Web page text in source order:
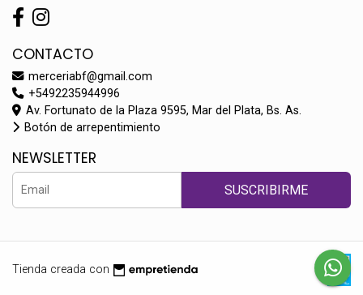
CONTACTO
merceriabf@gmail.com
+5492235944996
Av. Fortunato de la Plaza 9595, Mar del Plata, Bs. As.
Botón de arrepentimiento
NEWSLETTER
SUSCRIBIRME
Tienda creada con